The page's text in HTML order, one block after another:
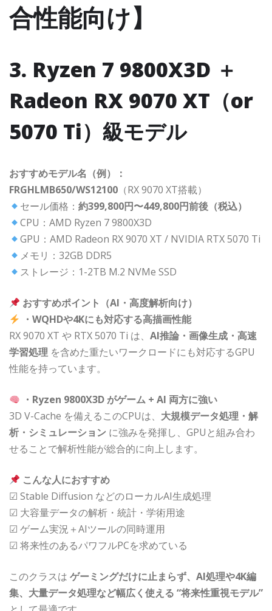
合性能向け】
3. Ryzen 7 9800X3D ＋
Radeon RX 9070 XT（or
5070 Ti）級モデル
おすすめモデル名（例）：
FRGHLMB650/WS12100 （RX 9070 XT搭載）
セール価格：約399,800円〜449,800円前後（税込）
CPU：AMD Ryzen 7 9800X3D
GPU：AMD Radeon RX 9070 XT / NVIDIA RTX 5070 Ti
メモリ：32GB DDR5
ストレージ：1-2TB M.2 NVMe SSD
おすすめポイント（AI・高度解析向け）
・WQHDや4Kにも対応する高描画性能
RX 9070 XT や RTX 5070 Ti は、 AI推論・画像生成・高速
学習処理 を含めた重たいワークロードにも対応するGPU
性能を持っています。
・Ryzen 9800X3D がゲーム + AI 両方に強い
3D V-Cache を備えるこのCPUは、 大規模データ処理・解
析・シミュレーション に強みを発揮し、GPUと組み合わ
せることで解析性能が総合的に向上します。
こんな人におすすめ
☑ Stable Diffusion などのローカルAI生成処理
☑ 大容量データの解析・統計・学術用途
☑ ゲーム実況＋AIツールの同時運用
☑ 将来性のあるパワフルPCを求めている
このクラスは ゲーミングだけに止まらず、AI処理や4K編
集、大量データ処理など幅広く使える “将来性重視モデル”